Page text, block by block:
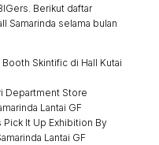
Berikut daftar
Samarinda selama bulan
Skintific di Hall Kutai
Department Store
Lantai GF
Pick It Up Exhibition By
Lantai GF